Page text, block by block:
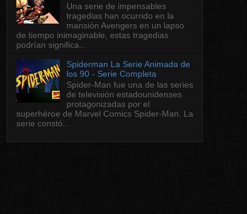
Una serie de impensables
tragedias han ocurrido en la
mansión Avengers en un lapso
de tiempo inimaginable, estas tragedias
podrían significa...
Spiderman La Serie Animada de
los 90 - Serie Completa
Spider-Man fue una de las series
de televisión estadounidenses
protagonizadas por el
superhéroe de Marvel Comics Spider-Man. La
serie constó...